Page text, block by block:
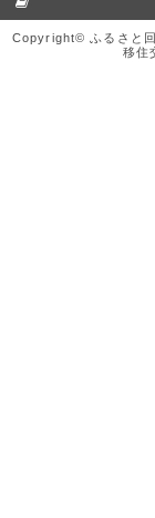
Copyright© ふるさと回
移住